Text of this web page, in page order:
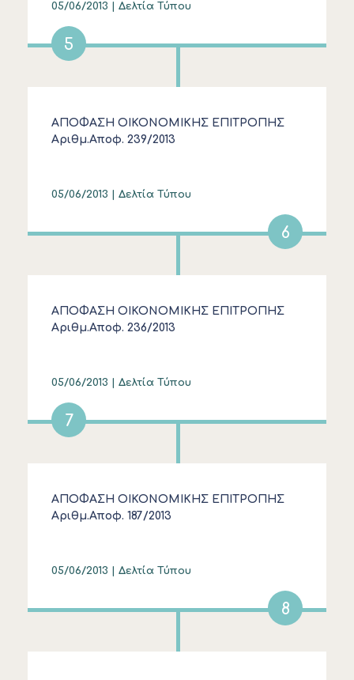
05/06/2013 | Δελτία Τύπου
5
ΑΠΟΦΑΣΗ ΟΙΚΟΝΟΜΙΚΗΣ ΕΠΙΤΡΟΠΗΣ
Αριθμ.Αποφ. 239/2013
05/06/2013 | Δελτία Τύπου
6
ΑΠΟΦΑΣΗ ΟΙΚΟΝΟΜΙΚΗΣ ΕΠΙΤΡΟΠΗΣ
Αριθμ.Αποφ. 236/2013
05/06/2013 | Δελτία Τύπου
7
ΑΠΟΦΑΣΗ ΟΙΚΟΝΟΜΙΚΗΣ ΕΠΙΤΡΟΠΗΣ
Αριθμ.Αποφ. 187/2013
05/06/2013 | Δελτία Τύπου
8